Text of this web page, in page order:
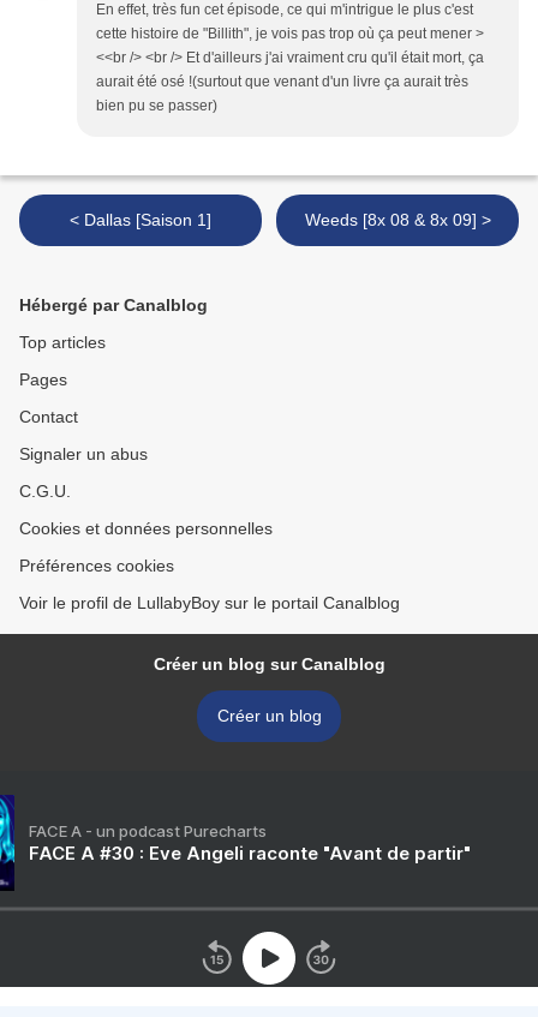
En effet, très fun cet épisode, ce qui m'intrigue le plus c'est
cette histoire de "Billith", je vois pas trop où ça peut mener >
<<br /> <br /> Et d'ailleurs j'ai vraiment cru qu'il était mort, ça
aurait été osé !(surtout que venant d'un livre ça aurait très
bien pu se passer)
< Dallas [Saison 1] Weeds [8x 08 & 8x 09] >
Hébergé par Canalblog
Top articles
Pages
Contact
Signaler un abus
C.G.U.
Cookies et données personnelles
Préférences cookies
Voir le profil de LullabyBoy sur le portail Canalblog
Créer un blog sur Canalblog
Créer un blog
FACE A - un podcast Purecharts
FACE A #30 : Eve Angeli raconte "Avant de partir"